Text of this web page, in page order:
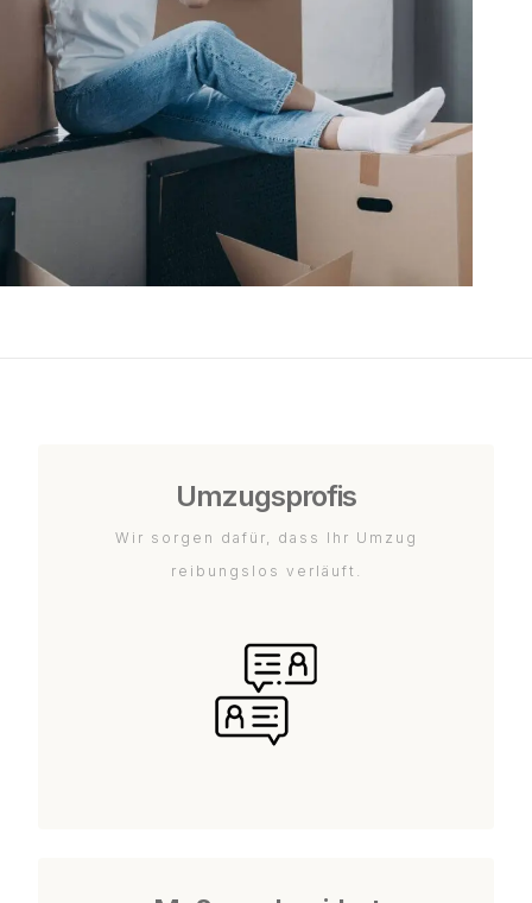
Umzugsprofis
Wir sorgen dafür, dass Ihr Umzug
reibungslos verläuft.